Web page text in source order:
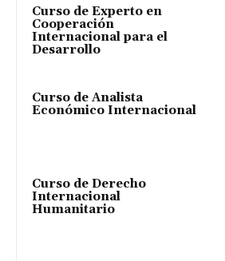
Curso de Experto en
Cooperación
Internacional para el
Desarrollo
Curso de Analista
Económico Internacional
Curso de Derecho
Internacional
Humanitario